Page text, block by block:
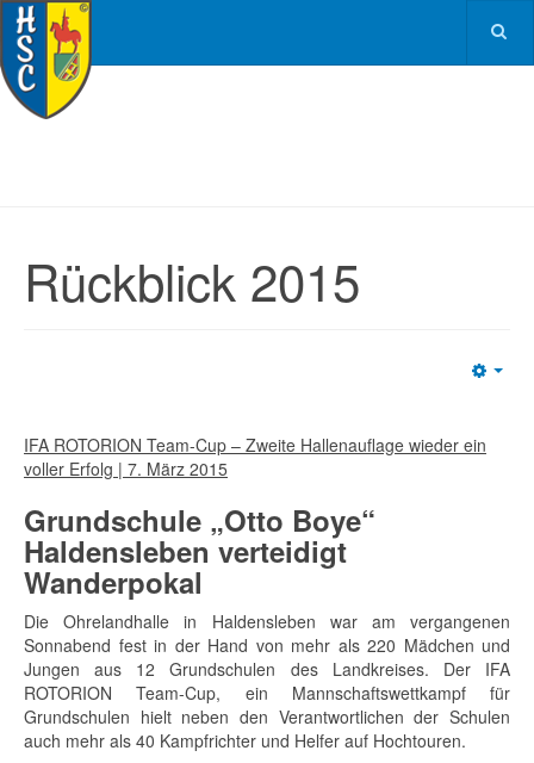
Rückblick 2015
IFA ROTORION Team-Cup – Zweite Hallenauflage wieder ein
voller Erfolg | 7. März 2015
Grundschule „Otto Boye“
Haldensleben verteidigt
Wanderpokal
Die Ohrelandhalle in Haldensleben war am vergangenen
Sonnabend fest in der Hand von mehr als 220 Mädchen und
Jungen aus 12 Grundschulen des Landkreises. Der IFA
ROTORION Team-Cup, ein Mannschaftswettkampf für
Grundschulen hielt neben den Verantwortlichen der Schulen
auch mehr als 40 Kampfrichter und Helfer auf Hochtouren.